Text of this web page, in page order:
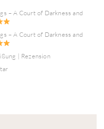
– A Court of Darkness and
– A Court of Darkness and
| Rezension